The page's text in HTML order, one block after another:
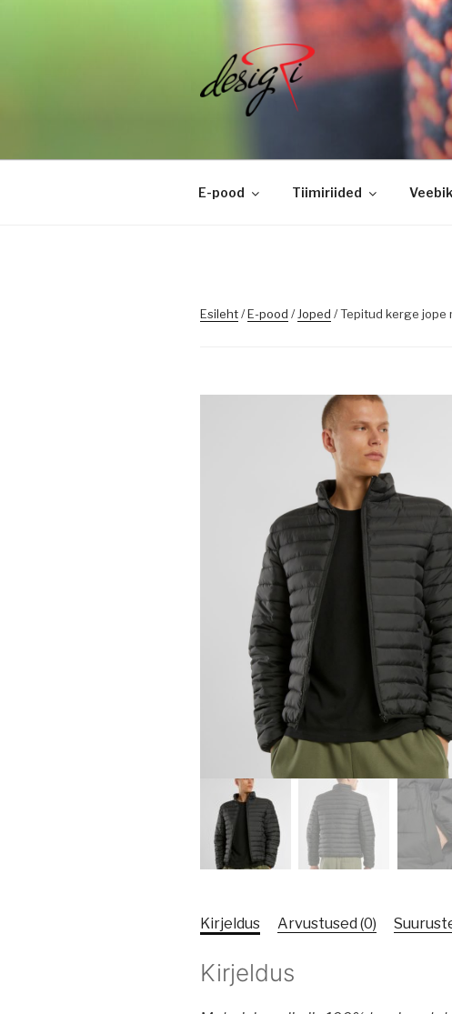
Masintikkimine, tiimiriided, logo
E-pood Tiimiriided
Esileht/E-pood / Joped / Tepitud kerge jope
Kirjeldus Arvustused (0)
Kirjeldus